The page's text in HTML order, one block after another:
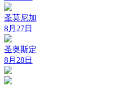
圣莫尼加
8月27日
圣奥斯定
8月28日